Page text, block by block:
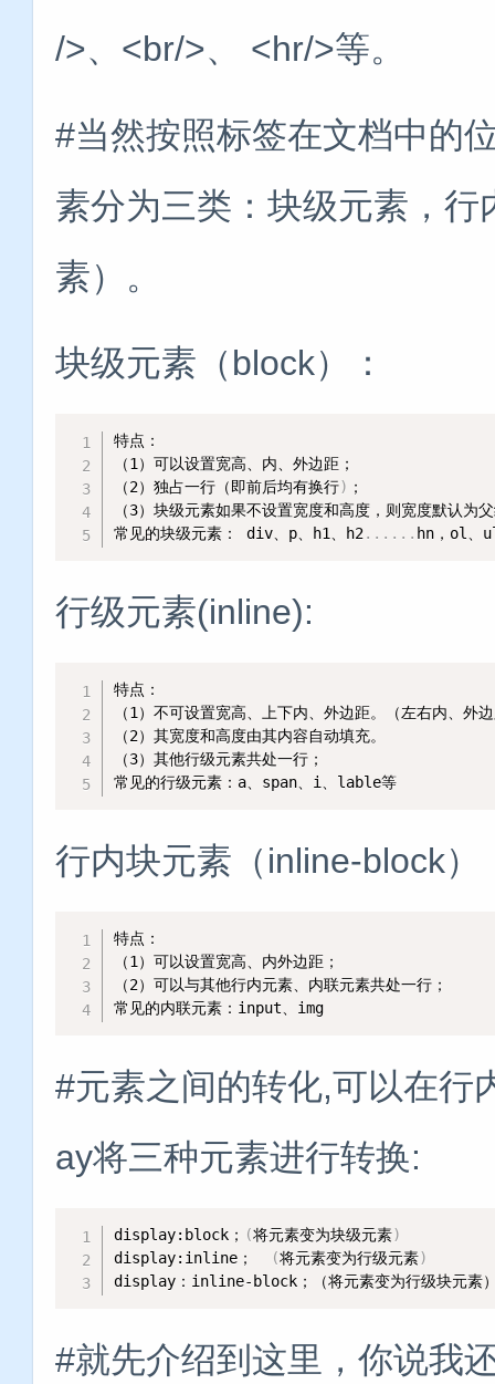
/>、<br/>、 <hr/>等。
#当然按照标签在文档中的
素分为三类：块级元素，
素）。
块级元素（block）：
特点：
（1）可以设置宽高、内、外边距；
（2）独占一行（即前后均有换行) ；
（3）块级元素如果不设置宽度和高度，则宽度默认为
常见的块级元素： div、p、h1、h2.. .. .. hn，ol、
行级元素(inline):
特点：
（1）不可设置宽高、上下内、外边距。（左右内、外
（2）其宽度和高度由其内容自动填充。
（3）其他行级元素共处一行；
常见的行级元素：a、span、i、lable等
行内块元素（inline-block）
特点：
（1）可以设置宽高、内外边距；
（2）可以与其他行内元素、内联元素共处一行；
常见的内联元素：input、img
#元素之间的转化,可以在行
ay将三种元素进行转换:
display:block； (将元素变为块级元素)
display:inline；
(将元素变为行级元素)
display：inline-block；（将元素变为行级块元素
#就先介绍到这里，你说我